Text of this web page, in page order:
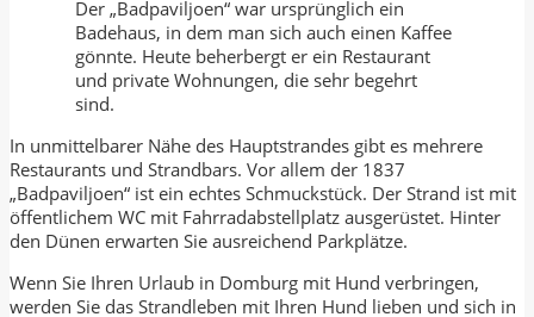
Der „Badpaviljoen“ war ursprünglich ein
Badehaus, in dem man sich auch einen Kaffee
gönnte. Heute beherbergt er ein Restaurant
und private Wohnungen, die sehr begehrt
sind.
In unmittelbarer Nähe des Hauptstrandes gibt es mehrere
Restaurants und Strandbars. Vor allem der 1837
„Badpaviljoen“ ist ein echtes Schmuckstück. Der Strand ist mit
öffentlichem WC mit Fahrradabstellplatz ausgerüstet. Hinter
den Dünen erwarten Sie ausreichend Parkplätze.
Wenn Sie Ihren Urlaub in Domburg mit Hund verbringen,
werden Sie das Strandleben mit Ihren Hund lieben und sich in